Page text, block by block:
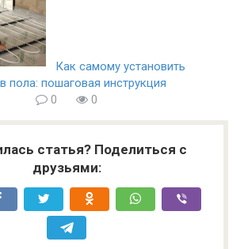
Как самому установить
пола: пошаговая инструкция
0
0
статья? Поделиться с
друзьями: